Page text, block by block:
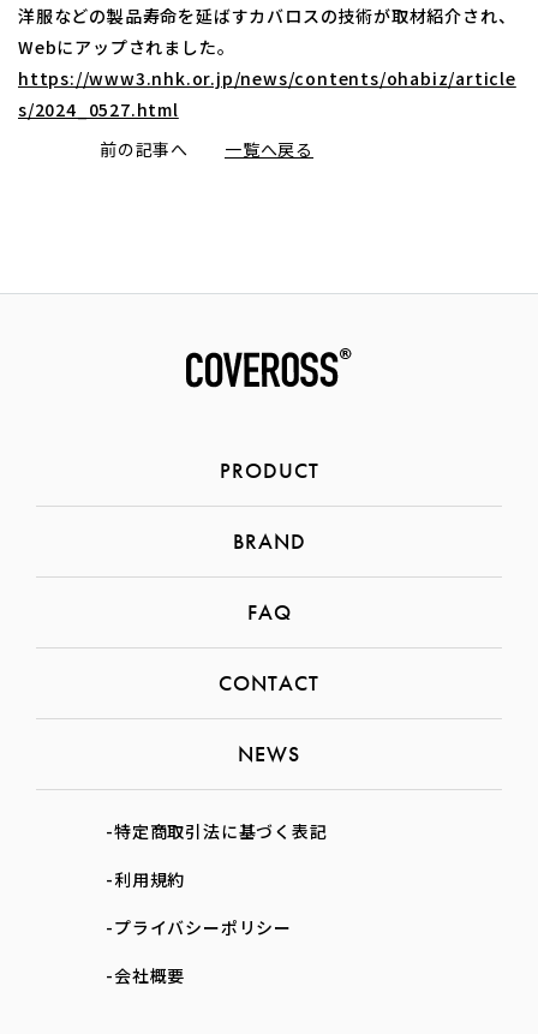
洋服などの製品寿命を延ばすカバロスの技術が取材紹介され、
Webにアップされました。
https://www3.nhk.or.jp/news/contents/ohabiz/article
s/2024_0527.html
前の記事へ
一覧へ戻る
PRODUCT
BRAND
FAQ
CONTACT
NEWS
-特定商取引法に基づく表記
-利用規約
-プライバシーポリシー
-会社概要